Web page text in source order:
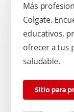
Más
Colgate.
educativos,
ofrecer a tus
saludable.
Sitio para